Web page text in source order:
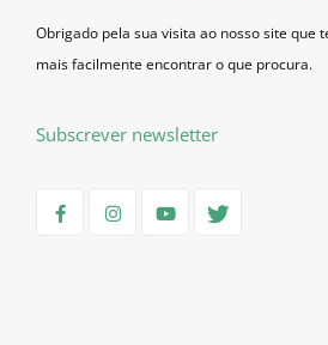
Obrigado pela sua visita ao nosso site que
mais facilmente encontrar o que procura.
Subscrever newsletter